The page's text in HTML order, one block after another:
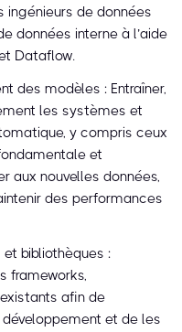
ingénieurs de données
données interne à l’aide
Dataflow.
des modèles : Entraîner,
les systèmes et
y compris ceux
et
aux nouvelles données,
des performances
bibliothèques :
frameworks,
afin de
et de les